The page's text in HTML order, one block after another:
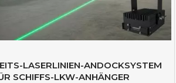
LASERLINIEN-ANDOCKSYSTEM
SCHIFFS-LKW-ANHÄNGER